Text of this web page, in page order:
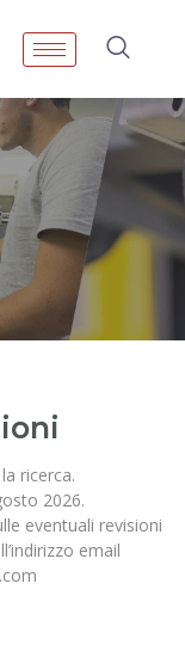
ricerca.
2026.
eventuali revisioni
email